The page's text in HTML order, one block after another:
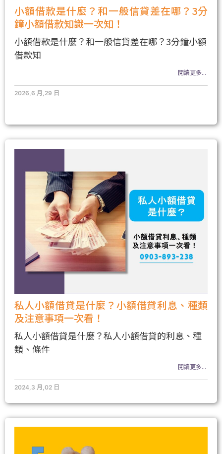
小額借款是什麼？和一般信貸差在哪？3分
鐘小額借款知識一次知！
小額借款是什麼？和一般信貸差在哪？3分鐘小額
借款知
閱讀更多...
2026,6 月,29 日
私人小額借貸是什麼？小額借貸利息、種類
及注意事項一次看！
私人小額借貸是什麼？私人小額借貸的利息、種
類、條件
閱讀更多...
2024,3 月,02 日